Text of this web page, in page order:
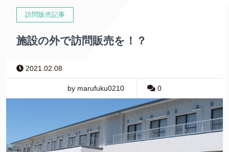
訪問販売記事
施設の外で訪問販売を！？
2021.02.08
by marufuku0210 0